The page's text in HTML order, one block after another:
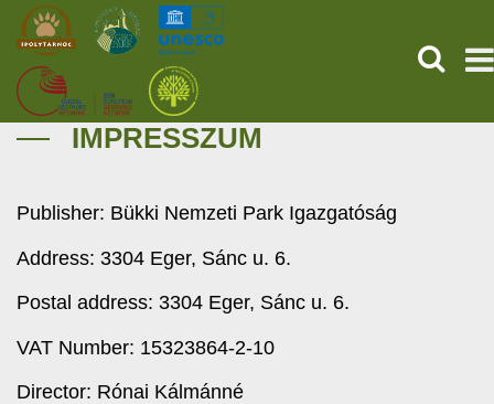
TITELSEITE
FOSSILIEN
DIENSTLEISTUNGEN
GESCHEHEN (HU)
SUCHEN
IMPRESSZUM
Publisher: Bükki Nemzeti Park Igazgatóság
Address: 3304 Eger, Sánc u. 6.
Postal address: 3304 Eger, Sánc u. 6.
VAT Number: 15323864-2-10
Director: Rónai Kálmánné